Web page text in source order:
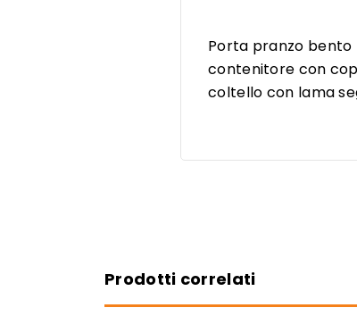
Porta pranzo
contenitore con
coltello con lama
Prodotti correlati